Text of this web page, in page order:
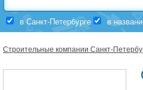
в Санкт-Петербурге в
Строительные компании Санкт-